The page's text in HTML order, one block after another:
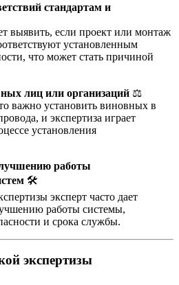
стандартам и
выявить, если проект или монтаж
установленным
что может стать причиной
лиц или организаций ⚖️
важно установить виновных в
и экспертиза играет
установления
работы
🛠️
эксперт часто дает
работы системы,
и срока службы.
экспертизы